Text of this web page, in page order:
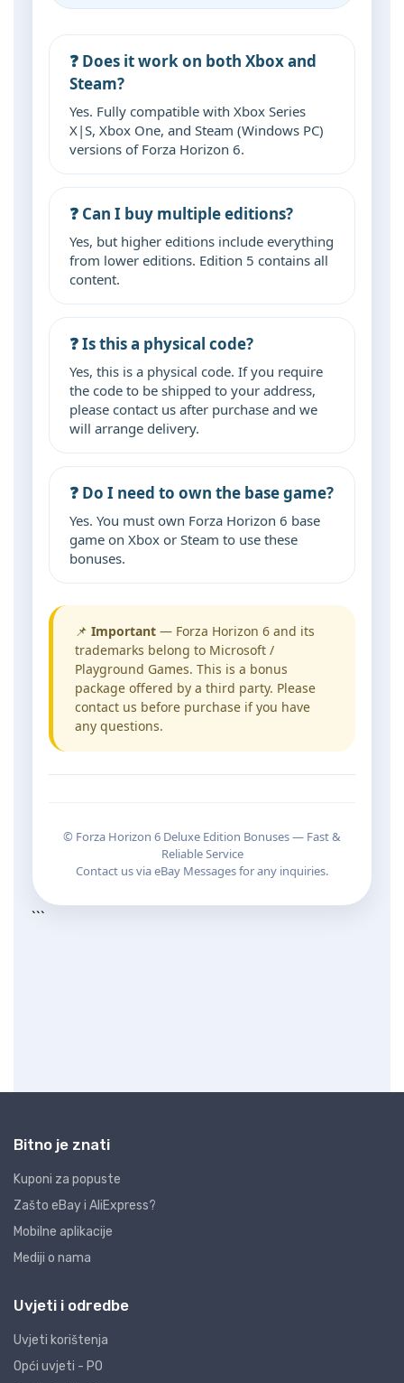
Bitno je znati
Kuponi za popuste
Zašto eBay i AliExpress?
Mobilne aplikacije
Mediji o nama
Uvjeti i odredbe
Uvjeti korištenja
Opći uvjeti - PO